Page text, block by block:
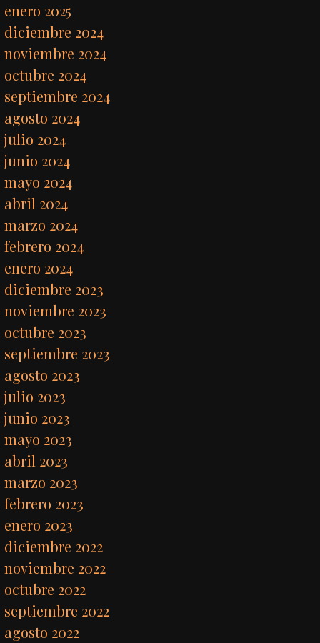
enero 2025
diciembre 2024
noviembre 2024
octubre 2024
septiembre 2024
agosto 2024
julio 2024
junio 2024
mayo 2024
abril 2024
marzo 2024
febrero 2024
enero 2024
diciembre 2023
noviembre 2023
octubre 2023
septiembre 2023
agosto 2023
julio 2023
junio 2023
mayo 2023
abril 2023
marzo 2023
febrero 2023
enero 2023
diciembre 2022
noviembre 2022
octubre 2022
septiembre 2022
agosto 2022